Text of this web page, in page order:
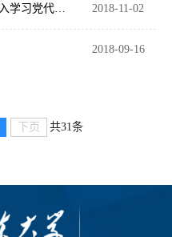
2018-11-02
2018-09-16
下页 共31条